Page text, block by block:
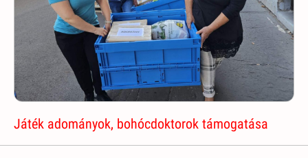
Játék adományok, bohócdoktorok támogatása